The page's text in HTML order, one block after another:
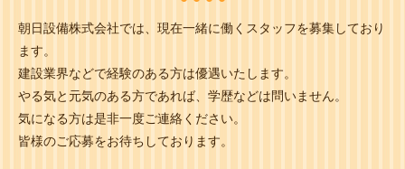
朝日設備株式会社では、現在一緒に働くスタッフを募集しており
ます。
建設業界などで経験のある方は優遇いたします。
やる気と元気のある方であれば、学歴などは問いません。
気になる方は是非一度ご連絡ください。
皆様のご応募をお待ちしております。